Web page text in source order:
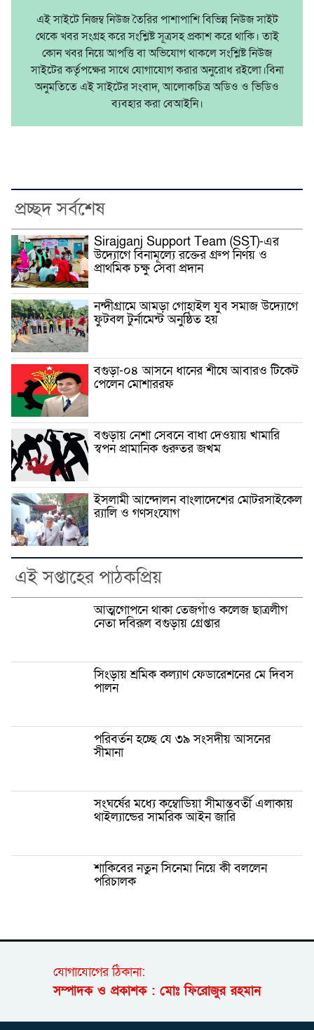
এই সাইটে নিজম্ব নিউজ তৈরির পাশাপাশি বিভিন্ন নিউজ সাইট
থেকে খবর সংগ্রহ করে সংশ্লিষ্ট সূত্রসহ প্রকাশ করে থাকি। তাই
কোন খবর নিয়ে আপত্তি বা অভিযোগ থাকলে সংশ্লিষ্ট নিউজ
সাইটের কর্তৃপক্ষের সাথে যোগাযোগ করার অনুরোধ রইলো।বিনা
অনুমতিতে এই সাইটের সংবাদ, আলোকচিত্র অডিও ও ভিডিও
ব্যবহার করা বেআইনি।
প্রচ্ছদ সর্বশেষ
Sirajganj Support Team (SST)-এর
উদ্যোগে বিনামূল্যে রক্তের গ্রুপ নির্ণয় ও
প্রাথমিক চক্ষু সেবা প্রদান
নন্দীগ্রামে আমড়া গোহাইল যুব সমাজ উদ্যোগে
ফুটবল টুর্নামেন্ট অনুষ্ঠিত হয়
বগুড়া-০৪ আসনে ধানের শীষে আবারও টিকেট
পেলেন মোশাররফ
বগুড়ায় নেশা সেবনে বাধা দেওয়ায় খামারি
স্বপন প্রামানিক গুরুতর জখম
ইসলামী আন্দোলন বাংলাদেশের মোটরসাইকেল
র‍্যালি ও গণসংযোগ
এই সপ্তাহের পাঠকপ্রিয়
আত্মগোপনে থাকা তেজগাঁও কলেজ ছাত্রলীগ
নেতা দবিরূল বগুড়ায় গ্রেপ্তার
সিংড়ায় শ্রমিক কল্যাণ ফেডারেশনের মে দিবস
পালন
পরিবর্তন হচ্ছে যে ৩৯ সংসদীয় আসনের
সীমানা
সংঘর্ষের মধ্যে কম্বোডিয়া সীমান্তবর্তী এলাকায়
থাইল্যান্ডের সামরিক আইন জারি
শাকিবের নতুন সিনেমা নিয়ে কী বললেন
পরিচালক
যোগাযোগের ঠিকানা:
সম্পাদক ও প্রকাশক : মোঃ ফিরোজুর রহমান